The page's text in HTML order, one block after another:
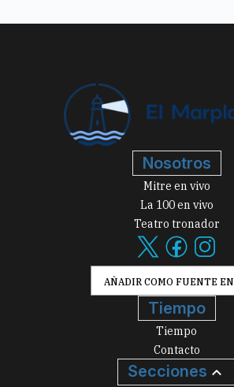
Nosotros
Mitre en vivo
La 100 en vivo
Teatro tronador
AÑADIR COMO FUENTE EN
Tiempo
Tiempo
Contacto
Secciones